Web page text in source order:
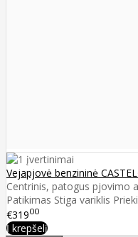
Vejapjovė benzininė
Centrinis, patogus pjovimo
Patikimas Stiga variklis
€31900
Į krepšelį